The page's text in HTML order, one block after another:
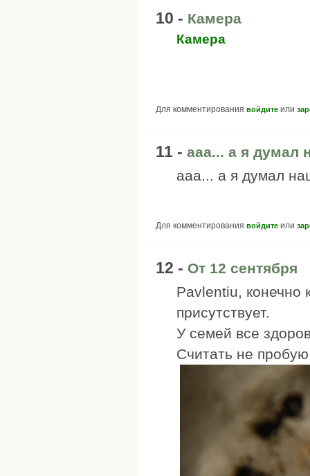
10 - Камера
Камера
Для комментирования войдите или
11 - ааа... а я думал
ааа... а я думал
Для комментирования войдите или
12 - От 12 сентября
Pavlentiu, конечно
присутствует.
У семей все
Считать не пробую